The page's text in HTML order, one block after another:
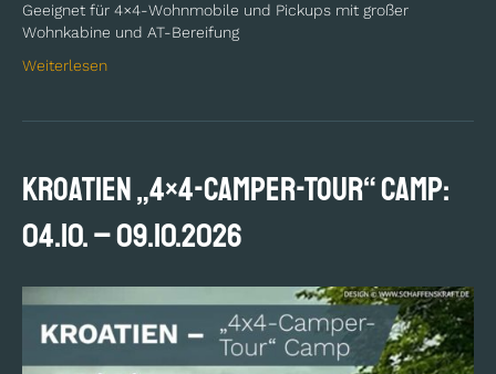
Geeignet für 4×4-Wohnmobile und Pickups mit großer
Wohnkabine und AT-Bereifung
Weiterlesen
KROATIEN „4×4-Camper-Tour“ Camp:
04.10. – 09.10.2026